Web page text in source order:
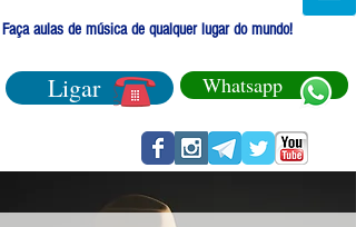
Faça aulas de música de qualquer lugar do mundo!
Ligar Whatsapp